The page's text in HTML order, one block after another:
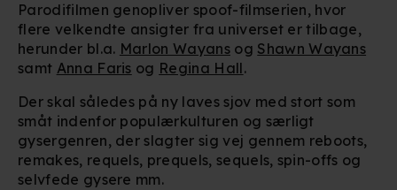
Parodifilmen genopliver spoof-filmserien, hvor
flere velkendte ansigter fra universet er tilbage,
herunder bl.a. Marlon Wayansog Shawn Wayans
samt Anna Faris og Regina Hall.
Der skal således på ny laves sjov med stort som
småt indenfor populærkulturen og særligt
gysergenren, der slagter sig vej gennem reboots,
remakes, requels, prequels, sequels, spin-offs og
selvfede gysere mm.